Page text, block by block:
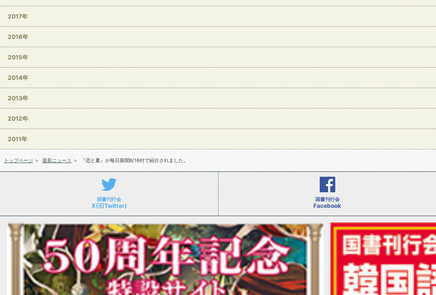
2017年
2016年
2015年
2014年
2013年
2012年
2011年
トップページ ＞ 最新ニュース ＞ 『恋と夏』が毎日新聞8/16付で紹介されました。
国書刊行会
X(旧Twitter)
国書刊行会
Facebook